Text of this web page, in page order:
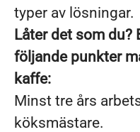
typer av lösningar.
Låter det som du?
följande punkter
kaffe:
Minst tre års
köksmästare.